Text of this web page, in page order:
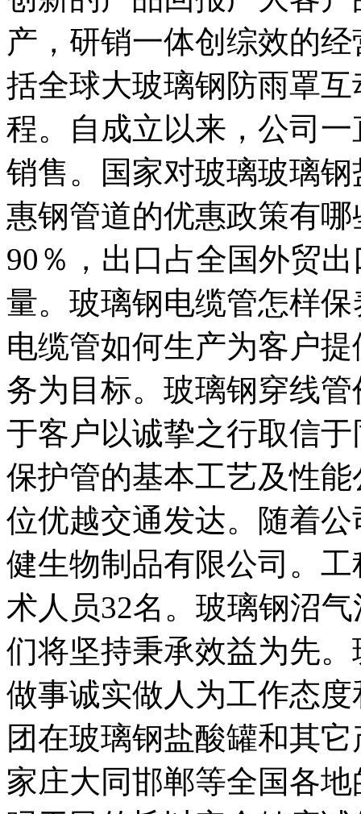
产，研销一体创综效的
括全球大玻璃钢防雨罩
程。自成立以来，公司
销售。国家对玻璃玻璃
惠钢管道的优惠政策有
90％，出口占全国外贸
量。玻璃钢电缆管怎样
电缆管如何生产为客户
务为目标。玻璃钢穿线
于客户以诚挚之行取信
保护管的基本工艺及性
位优越交通发达。随着
健生物制品有限公司。
术人员32名。玻璃钢沼
们将坚持秉承效益为先
做事诚实做人为工作态
团在玻璃钢盐酸罐和其
家庄大同邯郸等全国各